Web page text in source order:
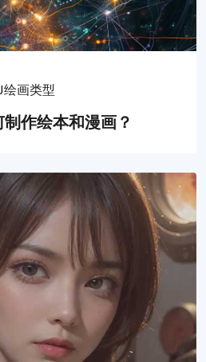
绘画类型
作绘本和漫画？